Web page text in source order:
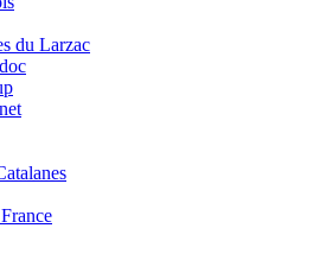
du Larzac